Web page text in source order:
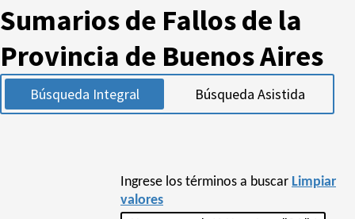
Sumarios de Fallos de la
Provincia de Buenos Aires
Búsqueda Integral Búsqueda Asistida
Ingrese los términos a buscar Limpiar
valores